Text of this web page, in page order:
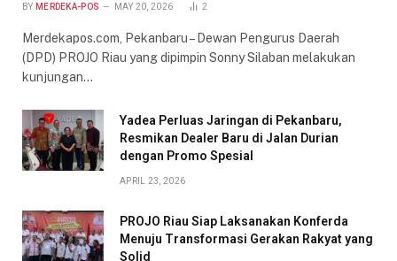
BY MERDEKA-POS MAY 20, 2026 2
Merdekapos.com, Pekanbaru – Dewan Pengurus Daerah
(DPD) PROJO Riau yang dipimpin Sonny Silaban melakukan
kunjungan…
Yadea Perluas Jaringan di Pekanbaru,
Resmikan Dealer Baru di Jalan Durian
dengan Promo Spesial
APRIL 23, 2026
PROJO Riau Siap Laksanakan Konferda
Menuju Transformasi Gerakan Rakyat yang
Solid